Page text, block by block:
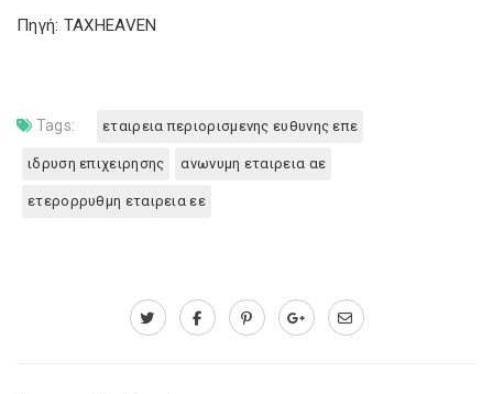
Πηγή: TAXHEAVEN
Tags: εταιρεια περιορισμενης ευθυνης επε
ιδρυση επιχειρησης ανωνυμη εταιρεια αε
ετερορρυθμη εταιρεια εε